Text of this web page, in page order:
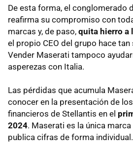
De esta forma, el conglomerado
reafirma su compromiso con
marcas y, de paso, quita hierro a
el propio CEO del grupo hace
Vender Maserati tampoco
asperezas con Italia.
Las pérdidas que acumula
conocer en la presentación de
financieros de Stellantis en el
2024. Maserati es la única
publica cifras de forma individual.